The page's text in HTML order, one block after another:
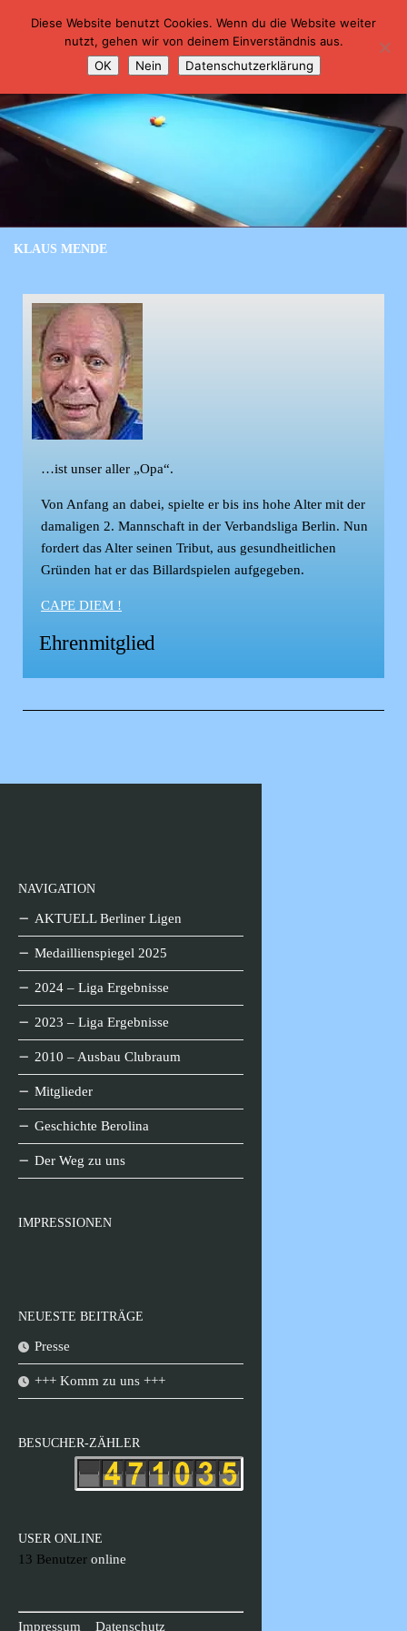
Zum Inhalt springen
Billard-Club Berolina Sterne
KLAUS MENDE
…ist unser aller „Opa“.
Von Anfang an dabei, spielte er bis ins hohe Alter mit der
damaligen 2. Mannschaft in der Verbandsliga Berlin. Nun
fordert das Alter seinen Tribut, aus gesundheitlichen
Gründen hat er das Billardspielen aufgegeben.
CAPE DIEM !
Ehrenmitglied
NAVIGATION
AKTUELL Berliner Ligen
Medaillienspiegel 2025
2024 – Liga Ergebnisse
2023 – Liga Ergebnisse
2010 – Ausbau Clubraum
Mitglieder
Geschichte Berolina
Der Weg zu uns
IMPRESSIONEN
NEUESTE BEITRÄGE
Presse
+++ Komm zu uns +++
BESUCHER-ZÄHLER
USER ONLINE
13 Benutzer online
Impressum Datenschutz
Diese Website benutzt Cookies. Wenn du die Website weiter
nutzt, gehen wir von deinem Einverständnis aus.
OK
Nein Datenschutzerklärung